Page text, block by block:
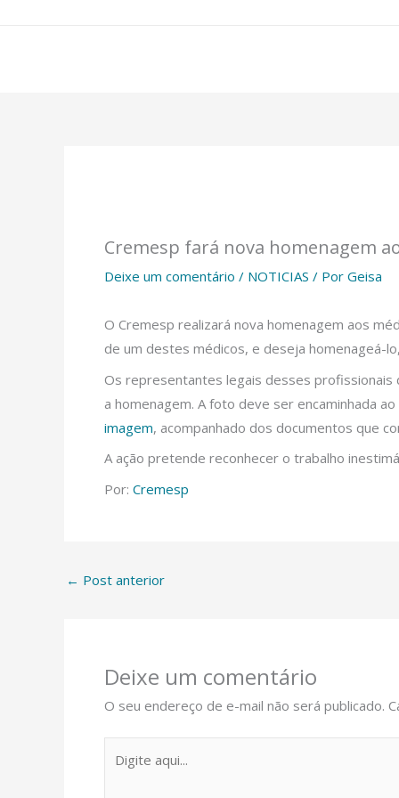
Cremesp fará nova homenagem
Deixe um comentário / NOTICIAS / Por Geisa
O Cremesp realizará nova homenagem aos
de um destes médicos, e deseja homenageá-
Os representantes legais desses profissionais
a homenagem. A foto deve ser encaminhada
imagem, acompanhado dos documentos que
A ação pretende reconhecer o trabalho
Por: Cremesp
← Post anterior
Deixe um comentário
O seu endereço de e-mail não será publicado.
aqui...